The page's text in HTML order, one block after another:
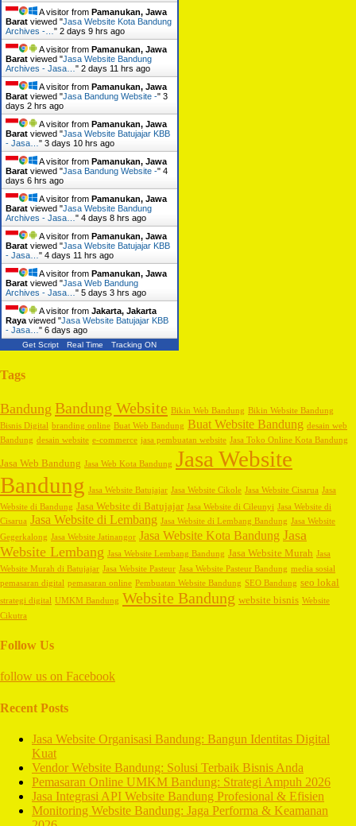
A visitor from Pamanukan, Jawa
Barat viewed "Jasa Website Kota Bandung
Archives -…" 2 days 9 hrs ago
A visitor from Pamanukan, Jawa
Barat viewed "Jasa Website Bandung
Archives - Jasa…" 2 days 11 hrs ago
A visitor from Pamanukan, Jawa
Barat viewed "Jasa Bandung Website -" 3
days 2 hrs ago
A visitor from Pamanukan, Jawa
Barat viewed "Jasa Website Batujajar KBB
- Jasa…" 3 days 10 hrs ago
A visitor from Pamanukan, Jawa
Barat viewed "Jasa Bandung Website -" 4
days 6 hrs ago
A visitor from Pamanukan, Jawa
Barat viewed "Jasa Website Bandung
Archives - Jasa…" 4 days 8 hrs ago
A visitor from Pamanukan, Jawa
Barat viewed "Jasa Website Batujajar KBB
- Jasa…" 4 days 11 hrs ago
A visitor from Pamanukan, Jawa
Barat viewed "Jasa Web Bandung
Archives - Jasa…" 5 days 3 hrs ago
A visitor from Jakarta, Jakarta
Rayaviewed "Jasa Website Batujajar KBB
- Jasa…" 6 days ago
Get Script Real Time Tracking ON
Tags
Bandung Bandung Website Bikin Web Bandung Bikin Website Bandung
Bisnis Digital branding online Buat Web Bandung Buat Website Bandung desain web
Bandung desain website e-commerce jasa pembuatan website Jasa Toko Online Kota Bandung
Jasa Web Bandung Jasa Web Kota Bandung Jasa Website
Bandung Jasa Website Batujajar Jasa Website Cikole Jasa Website Cisarua Jasa
Website di Bandung Jasa Website di Batujajar Jasa Website di Cileunyi Jasa Website di
Cisarua Jasa Website di Lembang Jasa Website di Lembang Bandung Jasa Website
Gegerkalong Jasa Website Jatinangor Jasa Website Kota Bandung Jasa
Website Lembang Jasa Website Lembang Bandung Jasa Website Murah Jasa
Website Murah di Batujajar Jasa Website Pasteur Jasa Website Pasteur Bandung media sosial
pemasaran digital pemasaran online Pembuatan Website Bandung SEO Bandung seo lokal
strategi digital UMKM Bandung Website Bandung website bisnis Website
Cikutra
Follow Us
follow us on Facebook
Recent Posts
Jasa Website Organisasi Bandung: Bangun Identitas Digital
Kuat
Vendor Website Bandung: Solusi Terbaik Bisnis Anda
Pemasaran Online UMKM Bandung: Strategi Ampuh 2026
Jasa Integrasi API Website Bandung Profesional & Efisien
Monitoring Website Bandung: Jaga Performa & Keamanan